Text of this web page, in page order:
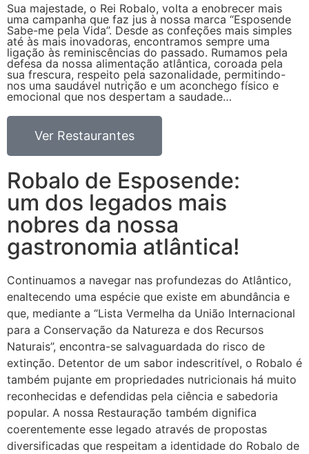
Sua majestade, o Rei Robalo, volta a enobrecer mais
uma campanha que faz jus à nossa marca “Esposende
Sabe-me pela Vida”. Desde as confeções mais simples
até às mais inovadoras, encontramos sempre uma
ligação às reminiscências do passado. Rumamos pela
defesa da nossa alimentação atlântica, coroada pela
sua frescura, respeito pela sazonalidade, permitindo-
nos uma saudável nutrição e um aconchego físico e
emocional que nos despertam a saudade…
Ver Restaurantes
Robalo de Esposende:
um dos legados mais
nobres da nossa
gastronomia atlântica!
Continuamos a navegar nas profundezas do Atlântico,
enaltecendo uma espécie que existe em abundância e
que, mediante a “Lista Vermelha da União Internacional
para a Conservação da Natureza e dos Recursos
Naturais”, encontra-se salvaguardada do risco de
extinção. Detentor de um sabor indescritível, o Robalo é
também pujante em propriedades nutricionais há muito
reconhecidas e defendidas pela ciência e sabedoria
popular. A nossa Restauração também dignifica
coerentemente esse legado através de propostas
diversificadas que respeitam a identidade do Robalo de